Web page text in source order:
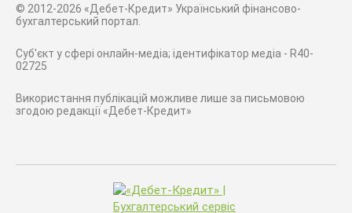
© 2012-2026 «Дебет-Кредит» Український фінансово-
бухгалтерський портал.
Суб'єкт у сфері онлайн-медіа; ідентифікатор медіа - R40-
02725
Використання публікацій можливе лише за письмовою
згодою редакції «Дебет-Кредит»